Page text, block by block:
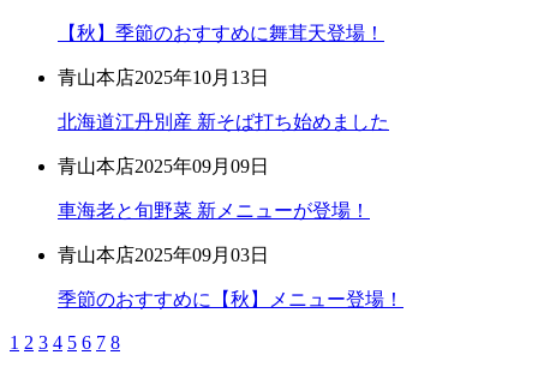
【秋】季節のおすすめに舞茸天登場！
青山本店2025年10月13日
北海道江丹別産 新そば打ち始めました
青山本店2025年09月09日
車海老と旬野菜 新メニューが登場！
青山本店2025年09月03日
季節のおすすめに【秋】メニュー登場！
1 2 3 4 5 6 7 8